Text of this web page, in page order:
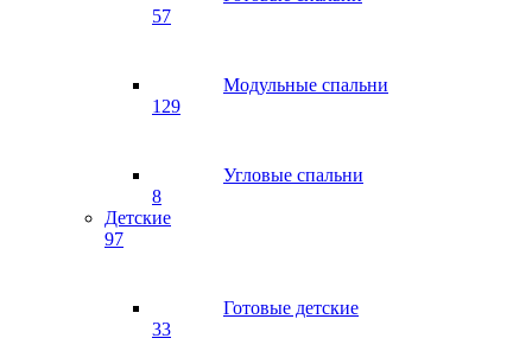
57
Модульные спальни
129
Угловые спальни
8
Детские
97
Готовые детские
33